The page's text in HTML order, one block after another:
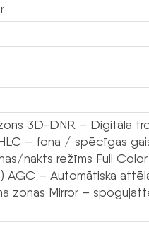
3D-DNR – Digitāla
– fona / spēcīgas
nakts režīms Full
– Automātiska
zonas Mirror –